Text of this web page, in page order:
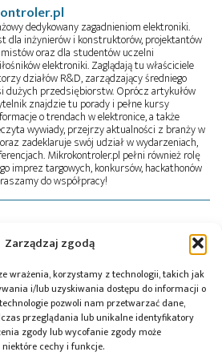
Zarządzaj zgodą
wrażenia, korzystamy z technologii, takich jak
i/lub uzyskiwania dostępu do informacji o
pozwoli nam przetwarzać dane,
przeglądania lub unikalne identyfikatory
zgody lub wycofanie zgody może
cechy i funkcje.
dedykowany zagadnieniom elektroniki.
dla inżynierów i konstruktorów, projektantów
oraz dla studentów uczelni
elektroniki. Zaglądają tu właściciele
działów R&D, zarządzający średniego
dużych przedsiębiorstw. Oprócz artykułów
znajdzie tu porady i pełne kursy
o trendach w elektronice, a także
wywiady, przejrzy aktualności z branży w
zadeklaruje swój udział w wydarzeniach,
Mikrokontroler.pl pełni również rolę
imprez targowych, konkursów, hackathonów
do współpracy!
RS-485,Soyter